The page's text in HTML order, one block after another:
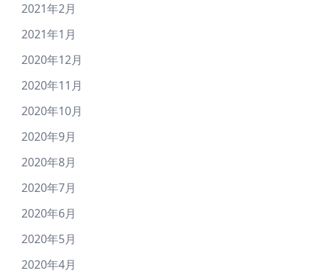
2021年2月
2021年1月
2020年12月
2020年11月
2020年10月
2020年9月
2020年8月
2020年7月
2020年6月
2020年5月
2020年4月